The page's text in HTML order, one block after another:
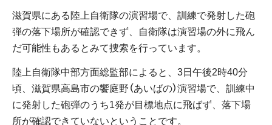
滋賀県にある陸上自衛隊の演習場で、訓練で発射した砲
弾の落下場所が確認できず、自衛隊は演習場の外に飛ん
だ可能性もあるとみて捜索を行っています。
陸上自衛隊中部方面総監部によると、3日午後2時40分
頃、滋賀県高島市の饗庭野（あいばの）演習場で、訓練中
に発射した砲弾のうち1発が目標地点に飛ばず、落下場
所が確認できていないということです。